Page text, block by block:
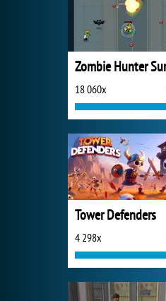
18 060x
Tower Defenders
4 298x